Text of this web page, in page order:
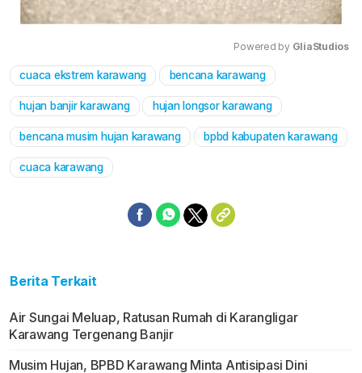
Powered by GliaStudios
cuaca ekstrem karawang bencana karawang
hujan banjir karawang hujan longsor karawang
bencana musim hujan karawang bpbd kabupaten karawang
cuaca karawang
Berita Terkait
Air Sungai Meluap, Ratusan Rumah di Karangligar
Karawang Tergenang Banjir
Musim Hujan, BPBD Karawang Minta Antisipasi Dini